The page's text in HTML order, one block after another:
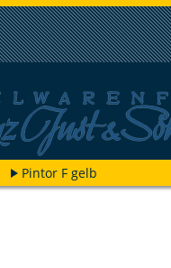
Pintor F gelb